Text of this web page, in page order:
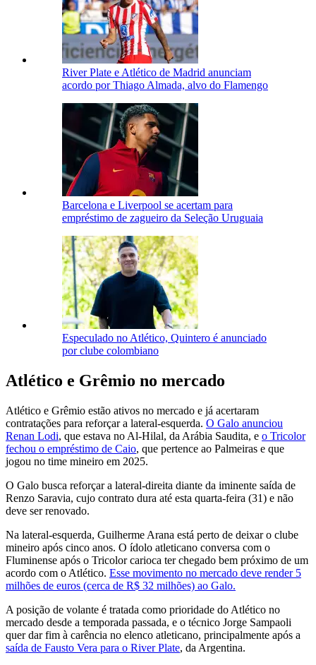
River Plate e Atlético de Madrid anunciam
acordo por Thiago Almada, alvo do Flamengo
Barcelona e Liverpool se acertam para
empréstimo de zagueiro da Seleção Uruguaia
Especulado no Atlético, Quintero é anunciado
por clube colombiano
Atlético e Grêmio no mercado
Atlético e Grêmio estão ativos no mercado e já acertaram
contratações para reforçar a lateral-esquerda. O Galo anunciou
Renan Lodi, que estava no Al-Hilal, da Arábia Saudita, e o Tricolor
fechou o empréstimo de Caio, que pertence ao Palmeiras e que
jogou no time mineiro em 2025.
O Galo busca reforçar a lateral-direita diante da iminente saída de
Renzo Saravia, cujo contrato dura até esta quarta-feira (31) e não
deve ser renovado.
Na lateral-esquerda, Guilherme Arana está perto de deixar o clube
mineiro após cinco anos. O ídolo atleticano conversa com o
Fluminense após o Tricolor carioca ter chegado bem próximo de um
acordo com o Atlético. Esse movimento no mercado deve render 5
milhões de euros (cerca de R$ 32 milhões) ao Galo.
A posição de volante é tratada como prioridade do Atlético no
mercado desde a temporada passada, e o técnico Jorge Sampaoli
quer dar fim à carência no elenco atleticano, principalmente após a
saída de Fausto Vera para o River Plate, da Argentina.